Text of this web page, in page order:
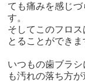
ても痛みを感じづ
そしてこのフロ
とることができま
いつもの歯ブラ
も汚れの落ち方